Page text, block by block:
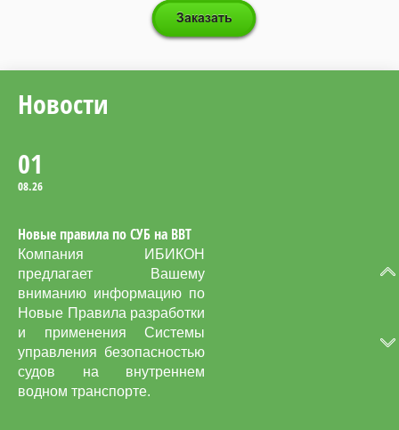
Новости
обеспечению безопасности
во время учений по
оставлению судна с
01
08.26
Новые правила по СУБ на ВВТ
Компания ИБИКОН
предлагает Вашему
вниманию информацию по
Новые Правила разработки
и применения Системы
управления безопасностью
судов на внутреннем
водном транспорте.